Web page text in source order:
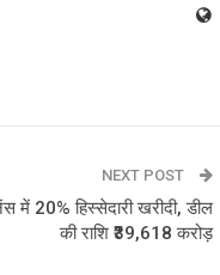
NEXT POST
में 20% हिस्सेदारी खरीदी, डील
की राशि ₹39,618 करोड़